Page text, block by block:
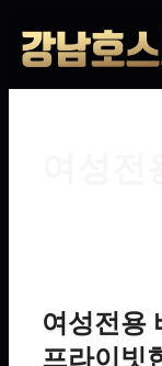
여성전용
프라이빗